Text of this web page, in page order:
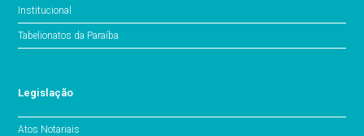
Institucional
Tabelionatos da Paraíba
Legislação
Atos Notariais